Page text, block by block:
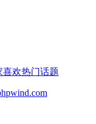
喜欢热门话题